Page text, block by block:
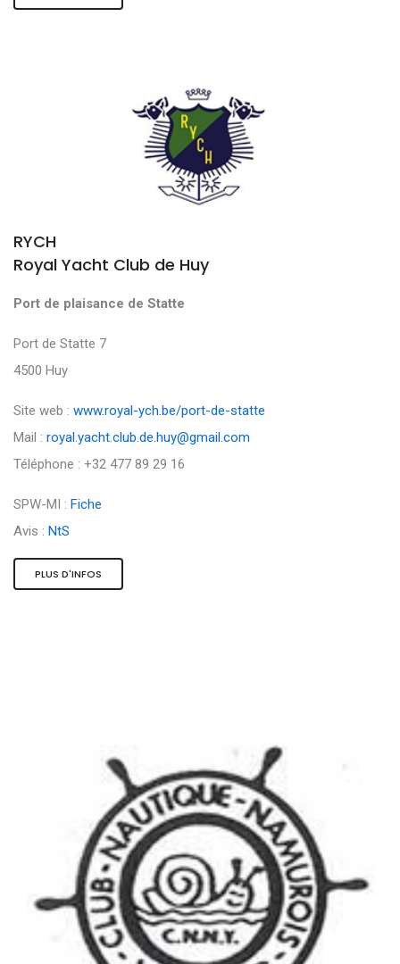
RYCH
Royal Yacht Club de Huy
Port de plaisance de Statte
Port de Statte 7
4500 Huy
Site web : www.royal-ych.be/port-de-statte
Mail : royal.yacht.club.de.huy@gmail.com
Téléphone : +32 477 89 29 16
SPW-MI : Fiche
Avis : NtS
PLUS D'INFOS